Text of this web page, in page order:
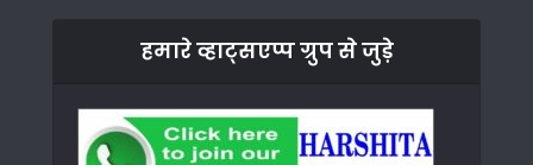
हमारे व्हाट्सएप्प ग्रुप से जुड़े